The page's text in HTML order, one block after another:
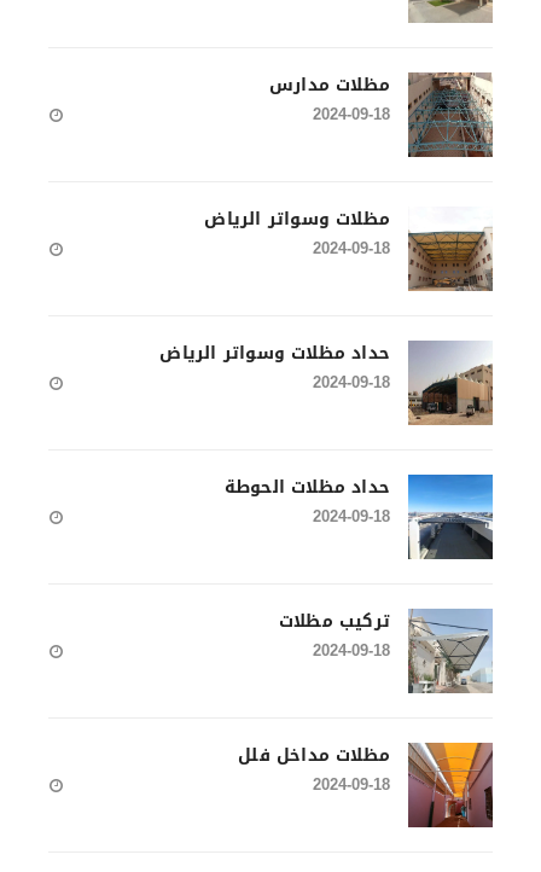
مظلات مدارس
2024-09-18
مظلات وسواتر الرياض
2024-09-18
حداد مظلات وسواتر الرياض
2024-09-18
حداد مظلات الحوطة
2024-09-18
تركيب مظلات
2024-09-18
مظلات مداخل فلل
2024-09-18